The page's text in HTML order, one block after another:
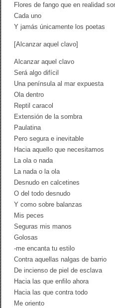
Flores de fango que en realidad
Cada uno
Y jamás únicamente los poetas
[Alcanzar aquel clavo]
Alcanzar aquel clavo
Será algo difícil
Una península al mar expuesta
Ola dentro
Reptil caracol
Extensión de la sombra
Paulatina
Pero segura e inevitable
Hacia aquello que necesitamos
La ola o nada
La nada o la ola
Desnudo en calcetines
O del todo desnudo
Y como sobre balanzas
Mis peces
Seguras mis manos
Golosas
-me encanta tu estilo
Contra aquellas nalgas de barrio
De incienso de piel de esclava
Hacia las que enfilo ahora
Hacia las que contra todo
Me oriento